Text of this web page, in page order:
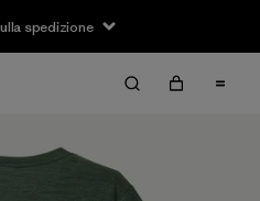
spedizione